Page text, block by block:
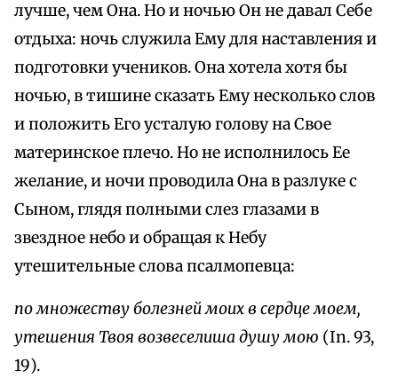
лучше, чем Она. Но и ночью Он не давал Себе
отдыха: ночь служила Ему для наставления и
подготовки учеников. Она хотела хотя бы
ночью, в тишине сказать Ему несколько слов
и положить Его усталую голову на Свое
материнское плечо. Но не исполнилось Ее
желание, и ночи проводила Она в разлуке с
Сыном, глядя полными слез глазами в
звездное небо и обращая к Небу
утешительные слова псалмопевца:
по множеству болезней моих в сердце моем,
утешения Твоя возвеселиша душу мою (In. 93,
19).